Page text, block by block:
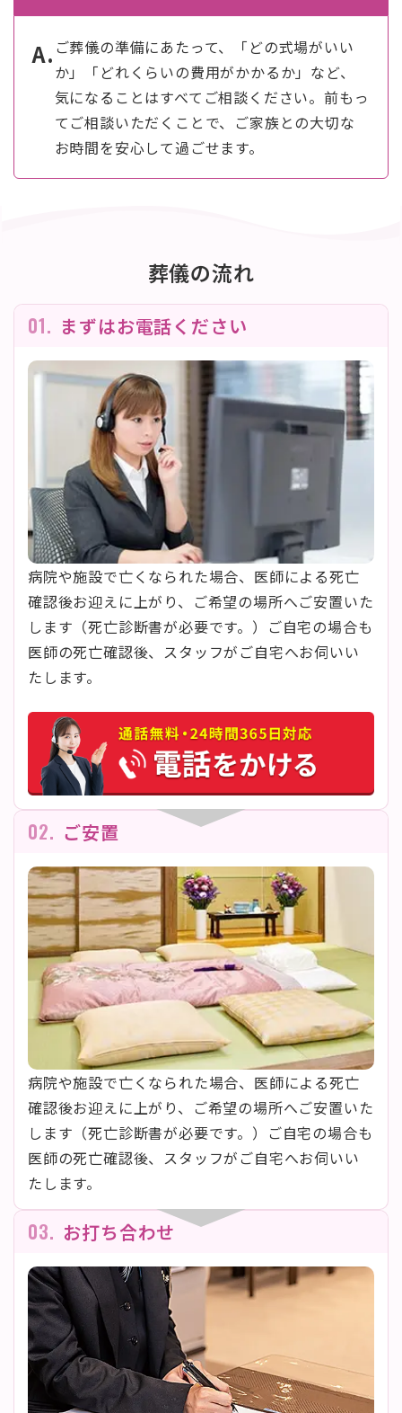
A. ご葬儀の準備にあたって、「どの式場がいい
か」「どれくらいの費用がかかるか」など、
気になることはすべてご相談ください。前もっ
てご相談いただくことで、ご家族との大切な
お時間を安心して過ごせます。
葬儀の流れ
01. まずはお電話ください
病院や施設で亡くなられた場合、医師による死亡
確認後お迎えに上がり、ご希望の場所へご安置いた
します（死亡診断書が必要です。）ご自宅の場合も
医師の死亡確認後、スタッフがご自宅へお伺いい
たします。
02. ご安置
病院や施設で亡くなられた場合、医師による死亡
確認後お迎えに上がり、ご希望の場所へご安置いた
します（死亡診断書が必要です。）ご自宅の場合も
医師の死亡確認後、スタッフがご自宅へお伺いい
たします。
03. お打ち合わせ